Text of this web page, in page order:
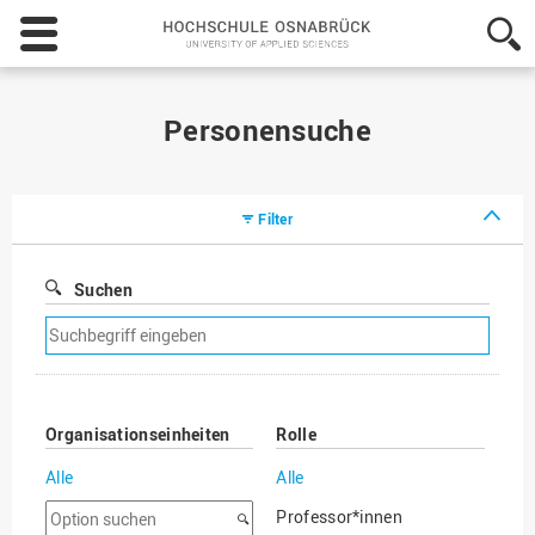
Hochschule
Osnabrück
-
Personensuche
Filter
Suchen
Suchfilter
entfernen
Organisationseinheiten
Alle
Option
Rolle
Alle
Professor*innen